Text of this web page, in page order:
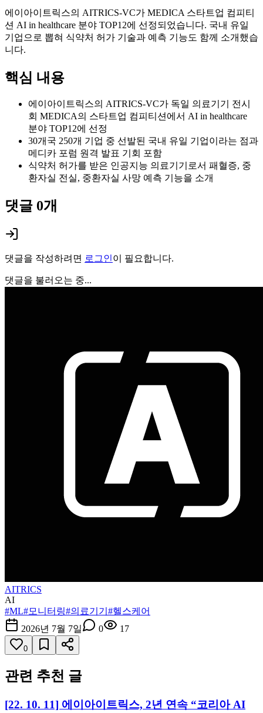
에이아이트릭스의 AITRICS-VC가 MEDICA 스타트업 컴피티
션 AI in healthcare 분야 TOP12에 선정되었습니다. 국내 유일
기업으로 뽑혀 식약처 허가 기술과 예측 기능도 함께 소개했습
니다.
핵심 내용
에이아이트릭스의 AITRICS-VC가 독일 의료기기 전시
회 MEDICA의 스타트업 컴피티션에서 AI in healthcare
분야 TOP12에 선정
30개국 250개 기업 중 선발된 국내 유일 기업이라는 점과
메디카 포럼 원격 발표 기회 포함
식약처 허가를 받은 인공지능 의료기기로서 패혈증, 중
환자실 전실, 중환자실 사망 예측 기능을 소개
댓글 0개
댓글을 작성하려면 로그인이 필요합니다.
댓글을 불러오는 중...
AITRICS
AI
#ML#모니터링#의료기기 #헬스케어
2026년 7월 7일
0 17
0
관련 추천 글
[22. 10. 11] 에이아이트릭스, 2년 연속 “코리아 AI